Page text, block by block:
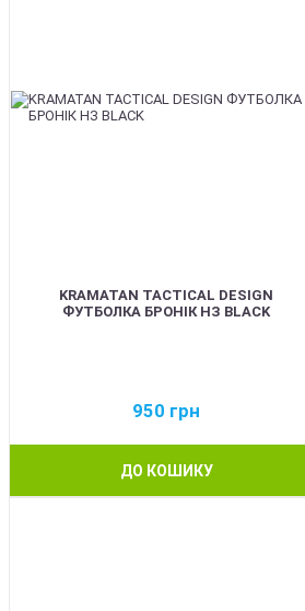
KRAMATAN TACTICAL DESIGN
ФУТБОЛКА БРОНІК НЗ BLACK
950 грн
ДО КОШИКУ